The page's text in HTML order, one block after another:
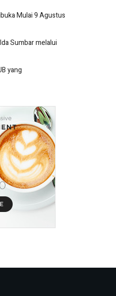
Mulai 9 Agustus
Sumbar melalui
yang